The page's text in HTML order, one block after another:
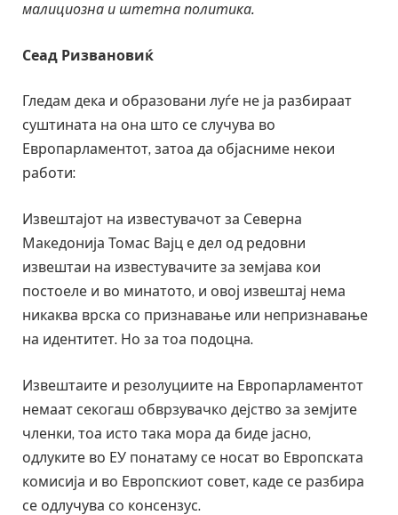
малициозна и штетна политика.
Сеад Ризвановиќ
Гледам дека и образовани луѓе не ја разбираат
суштината на она што се случува во
Европарламентот, затоа да објасниме некои
работи:
Извештајот на известувачот за Северна
Македонија Томас Вајц е дел од редовни
извештаи на известувачите за земјава кои
постоеле и во минатото, и овој извештај нема
никаква врска со признавање или непризнавање
на идентитет. Но за тоа подоцна.
Извештаите и резолуциите на Европарламентот
немаат секогаш обврзувачко дејство за земјите
членки, тоа исто така мора да биде јасно,
одлуките во ЕУ понатаму се носат во Европската
комисија и во Европскиот совет, каде се разбира
се одлучува со консензус.